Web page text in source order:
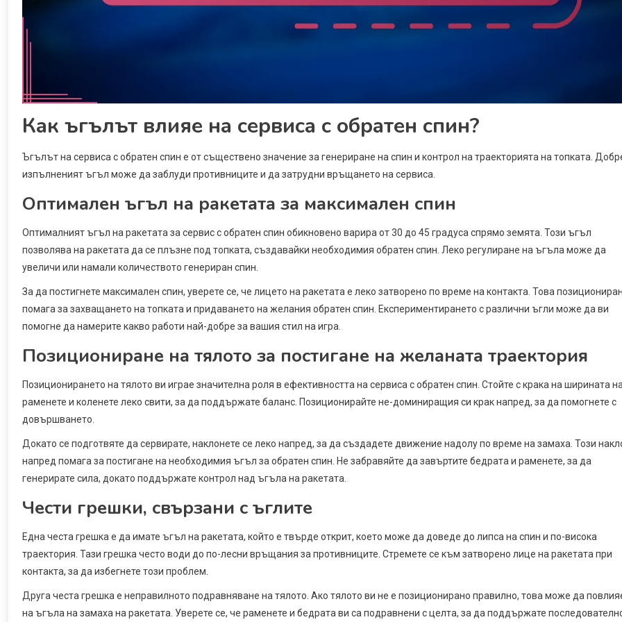
Как ъгълът влияе на сервиса с обратен спин?
Ъгълът на сервиса с обратен спин е от съществено значение за генериране на спин и контрол на траекторията на топката.
изпълненият ъгъл може да заблуди противниците и да затрудни връщането на сервиса.
Оптимален ъгъл на ракетата за максимален спин
Оптималният ъгъл на ракетата за сервис с обратен спин обикновено варира от 30 до 45 градуса спрямо земята. Този ъгъл
позволява на ракетата да се плъзне под топката, създавайки необходимия обратен спин. Леко регулиране на ъгъла може да
увеличи или намали количеството генериран спин.
За да постигнете максимален спин, уверете се, че лицето на ракетата е леко затворено по време на контакта. Това
помага за захващането на топката и придаването на желания обратен спин. Експериментирането с различни ъгли може да ви
помогне да намерите какво работи най-добре за вашия стил на игра.
Позициониране на тялото за постигане на желаната траектория
Позиционирането на тялото ви играе значителна роля в ефективността на сервиса с обратен спин. Стойте с крака на ширината
раменете и коленете леко свити, за да поддържате баланс. Позиционирайте не-доминиращия си крак напред, за да помогнете с
довършването.
Докато се подготвяте да сервирате, наклонете се леко напред, за да създадете движение надолу по време на замаха. Този
напред помага за постигане на необходимия ъгъл за обратен спин. Не забравяйте да завъртите бедрата и раменете, за да
генерирате сила, докато поддържате контрол над ъгъла на ракетата.
Чести грешки, свързани с ъглите
Една честа грешка е да имате ъгъл на ракетата, който е твърде открит, което може да доведе до липса на спин и по-висока
траектория. Тази грешка често води до по-лесни връщания за противниците. Стремете се към затворено лице на ракетата при
контакта, за да избегнете този проблем.
Друга честа грешка е неправилното подравняване на тялото. Ако тялото ви не е позиционирано правилно, това може да
на ъгъла на замаха на ракетата. Уверете се, че раменете и бедрата ви са подравнени с целта, за да поддържате